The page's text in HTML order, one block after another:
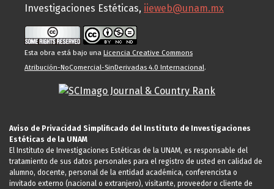
Investigaciones Estéticas, iieweb@unam.mx
Esta obra está bajo una Licencia Creative Commons
Atribución-NoComercial-SinDerivadas 4.0 Internacional.
Aviso de Privacidad Simplificado del Instituto de Investigaciones
Estéticas de la UNAM
El Instituto de Investigaciones Estéticas de la UNAM, es responsable del
tratamiento de sus datos personales para el registro de usted en calidad de
alumno, docente, personal de la entidad académica, conferencista o
invitado externo (nacional o extranjero), visitante, proveedor o cliente de